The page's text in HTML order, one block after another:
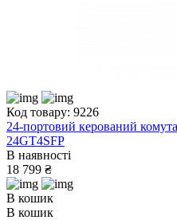
Код товару: 9226
24-портовий керований
24GT4SFP
В наявності
18 799 ₴
В кошик
В кошик